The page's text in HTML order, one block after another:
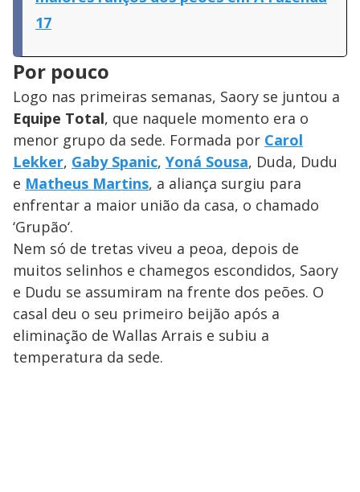
17
Por pouco
Logo nas primeiras semanas, Saory se juntou a
Equipe Total, que naquele momento era o
menor grupo da sede. Formada por Carol
Lekker, Gaby Spanic, Yoná Sousa, Duda, Dudu
e Matheus Martins, a aliança surgiu para
enfrentar a maior união da casa, o chamado
‘Grupão‘.
Nem só de tretas viveu a peoa, depois de
muitos selinhos e chamegos escondidos, Saory
e Dudu se assumiram na frente dos peões. O
casal deu o seu primeiro beijão após a
eliminação de Wallas Arrais e subiu a
temperatura da sede.